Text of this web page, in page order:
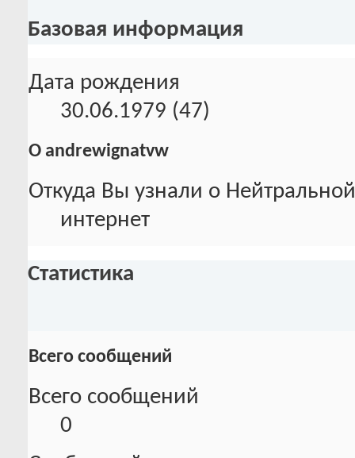
Базовая информация
Дата рождения
30.06.1979 (47)
О andrewignatvw
Откуда Вы узнали о
интернет
Статистика
Всего сообщений
Всего сообщений
0